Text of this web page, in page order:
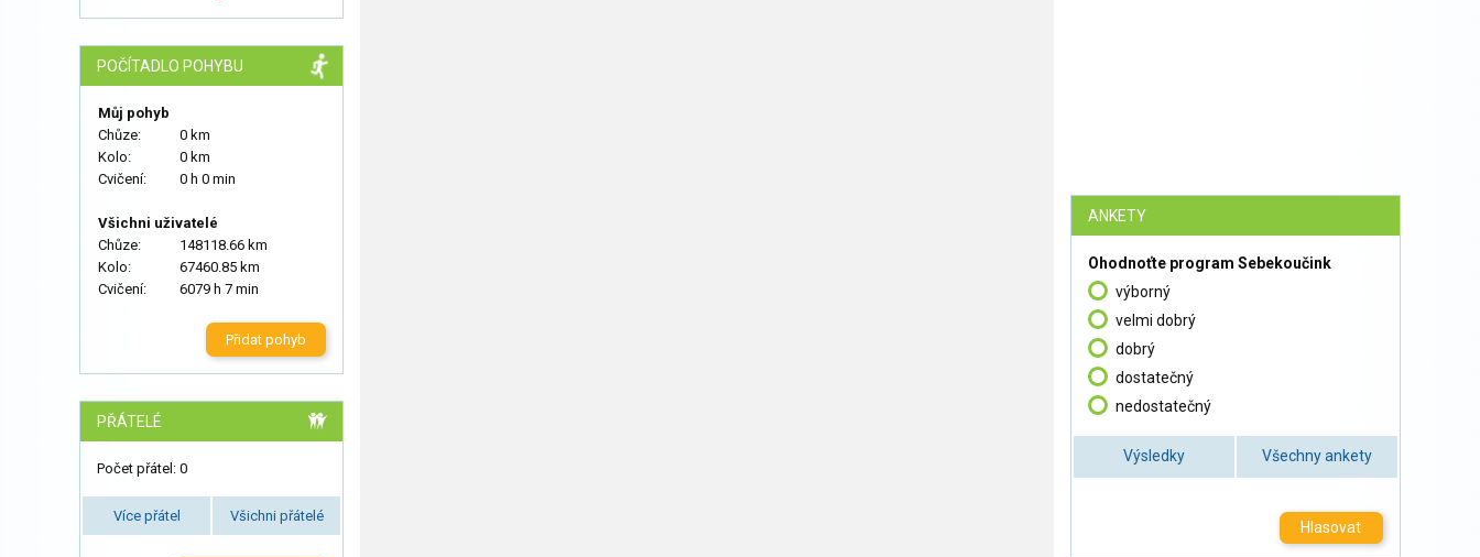
POČÍTADLO POHYBU
Můj pohyb
Chůze:
0 km
Kolo:
0 km
Cvičení:
0 h 0 min
Všichni uživatelé
Chůze:
148118.66 km
Kolo:
67460.85 km
Cvičení:
6079 h 7 min
Přidat pohyb
PŘÁTELÉ
Počet přátel: 0
Více přátel Všichni přátelé
ANKETY
Ohodnoťte program Sebekoučink
výborný
velmi dobrý
dobrý
dostatečný
nedostatečný
Výsledky Všechny ankety
Hlasovat